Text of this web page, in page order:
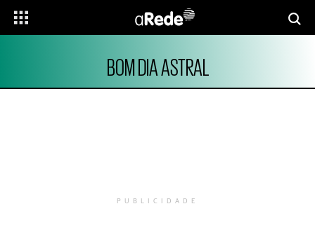
BOM DIA ASTRAL
PUBLICIDADE